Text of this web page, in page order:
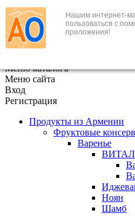
Нашим интернет-
пользоваться с
приложения!
+7 (495) 646-888-1
В корзине
Меню каталога
Меню сайта
Вход
Регистрация
Продукты из Армении
Фруктовые
Варенье
ВИТАЛ
Ноян
Шамб